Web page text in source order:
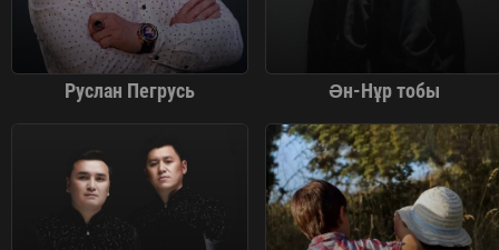
Руслан Пегрусь Ән-Нұр тобы